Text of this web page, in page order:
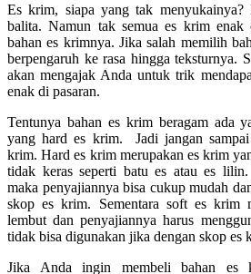
Es krim, siapa yang tak menyukainya?
balita. Namun tak semua es krim enak
bahan es krimnya. Jika salah memilih
berpengaruh ke rasa hingga
akan mengajak Anda untuk trik
enak di pasaran.
Tentunya bahan es krim beragam ada
yang hard es krim. Jadi jangan
krim. Hard es krim merupakan es krim
tidak keras seperti batu es atau es
maka penyajiannya bisa cukup mudah
skop es krim. Sementara soft es krim
lembut dan penyajiannya harus
tidak bisa digunakan jika dengan skop es
Jika Anda ingin membeli bahan es